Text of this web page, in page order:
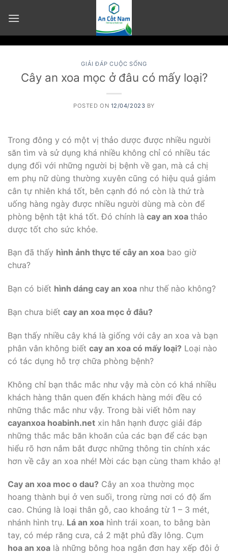
GIẢI ĐÁP CUỘC SỐNG
Cây an xoa mọc ở đâu có mấy loại?
POSTED ON 12/04/2023 BY
Trong đông y có một vị thảo dược được nhiều người
săn tìm và sử dụng khá nhiều không chỉ có nhiều tác
dụng đối với những người bị bệnh về gan, mà cả chị
em phụ nữ dùng thường xuyên cũng có hiệu quả giảm
cân tự nhiên khá tốt, bên cạnh đó nó còn là thứ trà
uống hàng ngày được nhiều người dùng mà còn để
phòng bệnh tật khá tốt. Đó chính là cay an xoa thảo
dược tốt cho sức khỏe.
Bạn đã thấy hình ảnh thực tế cây an xoa bao giờ
chưa?
Bạn có biết hình dáng cay an xoa như thế nào không?
Bạn chưa biết cay an xoa mọc ở đâu?
Bạn thấy nhiều cây khá là giống với cây an xoa và bạn
phân vân không biết cay an xoa có mấy loại? Loại nào
có tác dụng hỗ trợ chữa phòng bệnh?
Không chỉ bạn thắc mắc như vậy mà còn có khá nhiều
khách hàng thân quen đến khách hàng mới đều có
những thắc mắc như vậy. Trong bài viết hôm nay
cayanxoa hoabinh.net xin hân hạnh được giải đáp
những thắc mắc băn khoăn của các bạn để các bạn
hiểu rõ hơn nắm bắt được những thông tin chính xác
hơn về cây an xoa nhé! Mời các bạn cùng tham khảo ạ!
Cay an xoa moc o dau? Cây an xoa thường mọc
hoang thành bụi ở ven suối, trong rừng nơi có độ ẩm
cao. Chúng là loại thân gỗ, cao khoảng từ 1 – 3 mét,
nhánh hình trụ. Lá an xoa hình trái xoan, to bằng bàn
tay, có mép răng cưa, cả 2 mặt phủ đầy lông. Cụm
hoa an xoa là những bông hoa ngắn đơn hay xếp đôi ở